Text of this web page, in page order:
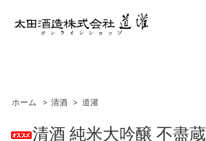
ホーム > 清酒 > 道灌
清酒 純米大吟醸 不盡蔵